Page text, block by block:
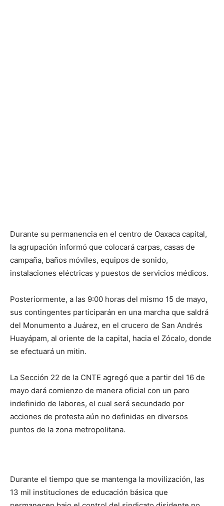
Durante su permanencia en el centro de Oaxaca capital,
la agrupación informó que colocará carpas, casas de
campaña, baños móviles, equipos de sonido,
instalaciones eléctricas y puestos de servicios médicos.
Posteriormente, a las 9:00 horas del mismo 15 de mayo,
sus contingentes participarán en una marcha que saldrá
del Monumento a Juárez, en el crucero de San Andrés
Huayápam, al oriente de la capital, hacia el Zócalo, donde
se efectuará un mitin.
La Sección 22 de la CNTE agregó que a partir del 16 de
mayo dará comienzo de manera oficial con un paro
indefinido de labores, el cual será secundado por
acciones de protesta aún no definidas en diversos
puntos de la zona metropolitana.
Durante el tiempo que se mantenga la movilización, las
13 mil instituciones de educación básica que